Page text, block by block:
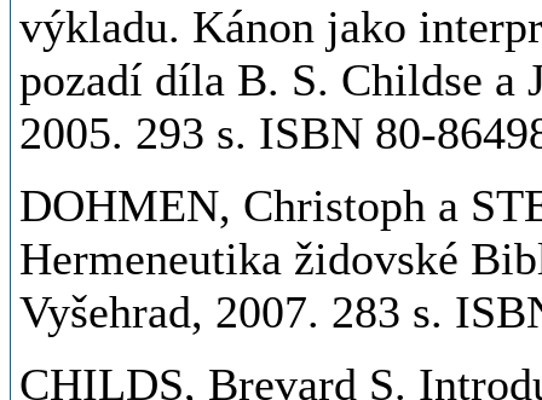
výkladu. Kánon jako
pozadí díla B. S. Childse a
2005. 293 s. ISBN 80-
DOHMEN, Christoph a
Hermeneutika židovské
Vyšehrad, 2007. 283 s.
CHILDS, Brevard S.